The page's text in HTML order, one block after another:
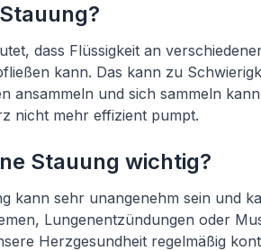
dass Flüssigkeit an
kann. Das kann zu
ansammeln und sich sammeln
nicht mehr effizient pumpt.
Stauung wichtig?
kann sehr unangenehm sein und
Lungenentzündungen oder
Herzgesundheit regelmäßig